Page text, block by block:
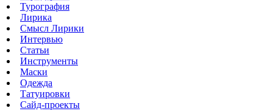
Турография
Лирика
Смысл Лирики
Интервью
Статьи
Инструменты
Маски
Одежда
Татуировки
Сайд-проекты